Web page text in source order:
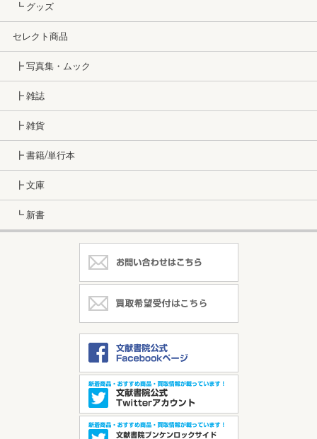
┗ グッズ
セレクト商品
┣ 写真集・ムック
┣ 雑誌
┣ 雑貨
┣ 書籍/単行本
┣ 文庫
┗ 新書